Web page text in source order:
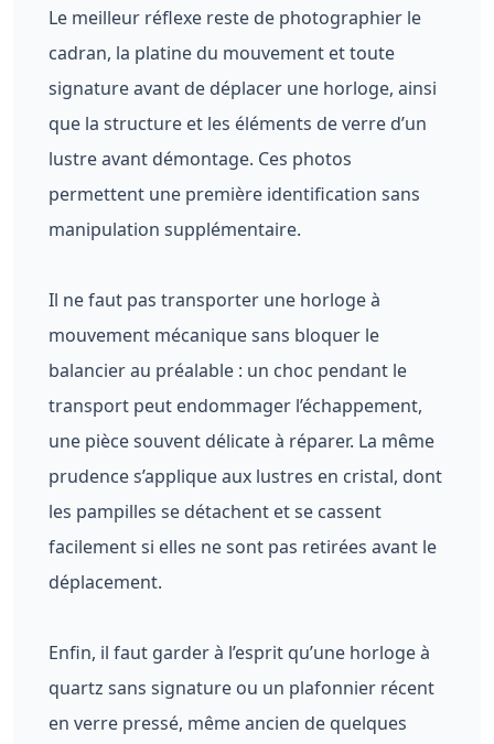
Le meilleur réflexe reste de photographier le
cadran, la platine du mouvement et toute
signature avant de déplacer une horloge, ainsi
que la structure et les éléments de verre d’un
lustre avant démontage. Ces photos
permettent une première identification sans
manipulation supplémentaire.
Il ne faut pas transporter une horloge à
mouvement mécanique sans bloquer le
balancier au préalable : un choc pendant le
transport peut endommager l’échappement,
une pièce souvent délicate à réparer. La même
prudence s’applique aux lustres en cristal, dont
les pampilles se détachent et se cassent
facilement si elles ne sont pas retirées avant le
déplacement.
Enfin, il faut garder à l’esprit qu’une horloge à
quartz sans signature ou un plafonnier récent
en verre pressé, même ancien de quelques